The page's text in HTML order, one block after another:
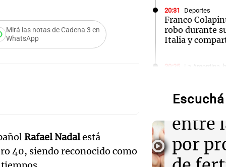
Mirá las notas de Cadena 3 en
WhatsApp
Rafael Nadalestá
40, siendo reconocido como
20:31 Deportes
Franco
robo durante
Italia y
20:25 La Argentina,
la mano es
20:08 Sociedad
León XIV en
aviones de
batalla
Audio.
entre
por
Audio.